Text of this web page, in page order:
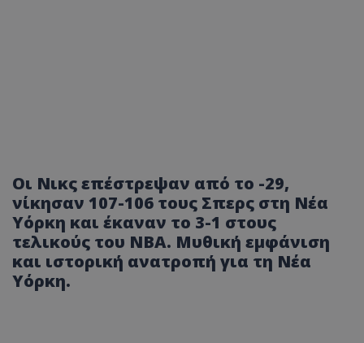
Οι Νικς επέστρεψαν από το -29,
νίκησαν 107-106 τους Σπερς στη Νέα
Υόρκη και έκαναν το 3-1 στους
τελικούς του NBA. Μυθική εμφάνιση
και ιστορική ανατροπή για τη Νέα
Υόρκη.